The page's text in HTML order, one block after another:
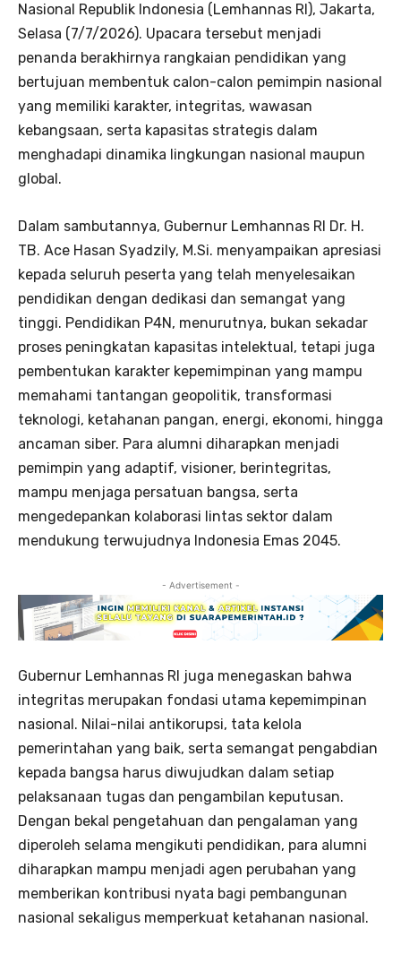
Nasional Republik Indonesia (Lemhannas RI), Jakarta,
Selasa (7/7/2026). Upacara tersebut menjadi
penanda berakhirnya rangkaian pendidikan yang
bertujuan membentuk calon-calon pemimpin nasional
yang memiliki karakter, integritas, wawasan
kebangsaan, serta kapasitas strategis dalam
menghadapi dinamika lingkungan nasional maupun
global.
Dalam sambutannya, Gubernur Lemhannas RI Dr. H.
TB. Ace Hasan Syadzily, M.Si. menyampaikan apresiasi
kepada seluruh peserta yang telah menyelesaikan
pendidikan dengan dedikasi dan semangat yang
tinggi. Pendidikan P4N, menurutnya, bukan sekadar
proses peningkatan kapasitas intelektual, tetapi juga
pembentukan karakter kepemimpinan yang mampu
memahami tantangan geopolitik, transformasi
teknologi, ketahanan pangan, energi, ekonomi, hingga
ancaman siber. Para alumni diharapkan menjadi
pemimpin yang adaptif, visioner, berintegritas,
mampu menjaga persatuan bangsa, serta
mengedepankan kolaborasi lintas sektor dalam
mendukung terwujudnya Indonesia Emas 2045.
- Advertisement -
Gubernur Lemhannas RI juga menegaskan bahwa
integritas merupakan fondasi utama kepemimpinan
nasional. Nilai-nilai antikorupsi, tata kelola
pemerintahan yang baik, serta semangat pengabdian
kepada bangsa harus diwujudkan dalam setiap
pelaksanaan tugas dan pengambilan keputusan.
Dengan bekal pengetahuan dan pengalaman yang
diperoleh selama mengikuti pendidikan, para alumni
diharapkan mampu menjadi agen perubahan yang
memberikan kontribusi nyata bagi pembangunan
nasional sekaligus memperkuat ketahanan nasional.